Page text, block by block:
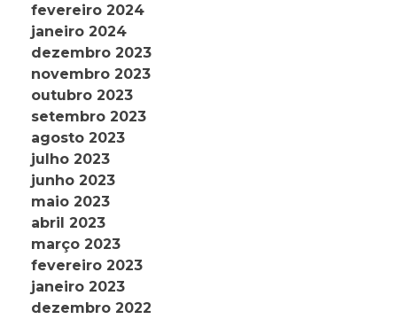
fevereiro 2024
janeiro 2024
dezembro 2023
novembro 2023
outubro 2023
setembro 2023
agosto 2023
julho 2023
junho 2023
maio 2023
abril 2023
março 2023
fevereiro 2023
janeiro 2023
dezembro 2022